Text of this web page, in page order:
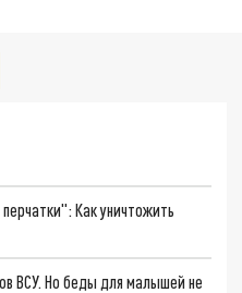
Как уничтожить
ВСУ. Но беды для малышей не